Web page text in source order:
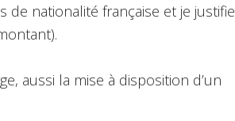
de nationalité française et je justifie
aussi la mise à disposition d’un